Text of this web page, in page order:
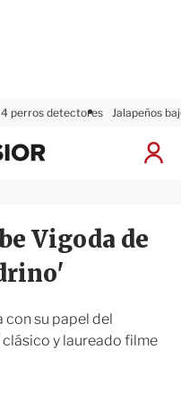
perros detectores Jalapeños
I
ó
x
s
i
r
Vigoda de
con su papel del
y laureado filme